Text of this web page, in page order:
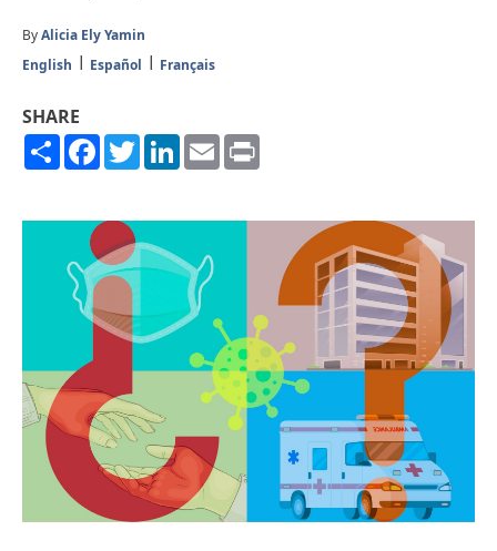
ByAlicia Ely Yamin
English
Español Français
SHARE
ShareFacebook
TwitterLinkedIn
Email